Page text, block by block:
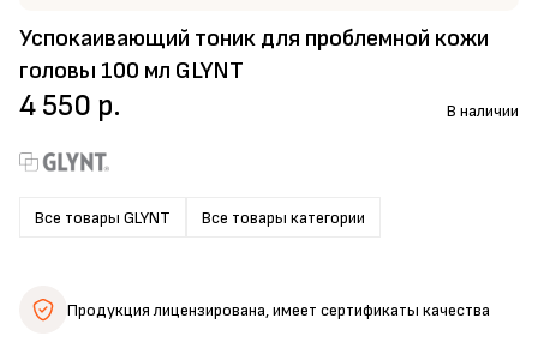
Успокаивающий тоник для проблемной кожи
головы 100 мл GLYNT
Все товары GLYNT Все товары категории
4 550 р. В наличии
Продукция лицензирована,имеет сертификаты качества